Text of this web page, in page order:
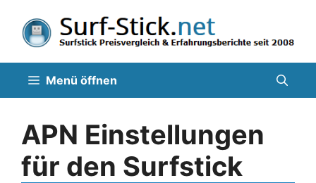
Inhalt
springen
Menü öffnen
APN Einstellungen
für den Surfstick